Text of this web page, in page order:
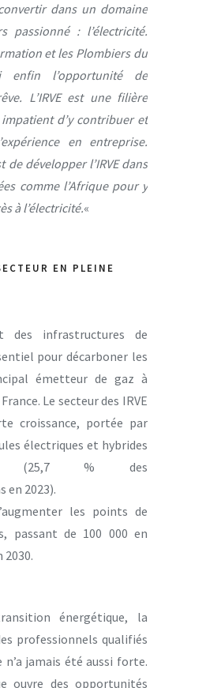
dans un domaine
passionné : l’électricité.
et les Plombiers du
enfin l’opportunité de
L’IRVE est une filière
impatient d’y contribuer et
en entreprise.
développer l’IRVE dans
comme l’Afrique pour y
à l’électricité.«
EN PLEINE
des infrastructures de
pour décarboner les
émetteur de gaz à
Le secteur des IRVE
croissance, portée par
électriques et hybrides
(25,7 % des
2023).
les points de
passant de 100 000 en
2030.
énergétique, la
professionnels qualifiés
n’a jamais été aussi forte.
ouvre des opportunités